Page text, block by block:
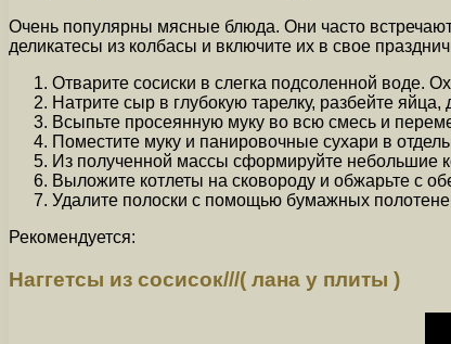
Очень популярны мясные блюда. Они часто
деликатесы из колбасы и включите их в свое
Отварите сосиски в слегка подсоленной воде.
Натрите сыр в глубокую тарелку, разбейте яйца,
Всыпьте просеянную муку во всю смесь и
Поместите муку и панировочные сухари в
Из полученной массы сформируйте небольшие
Выложите котлеты на сковороду и обжарьте с
Удалите полоски с помощью бумажных
Рекомендуется:
Наггетсы из сосисок///( лана у плиты )